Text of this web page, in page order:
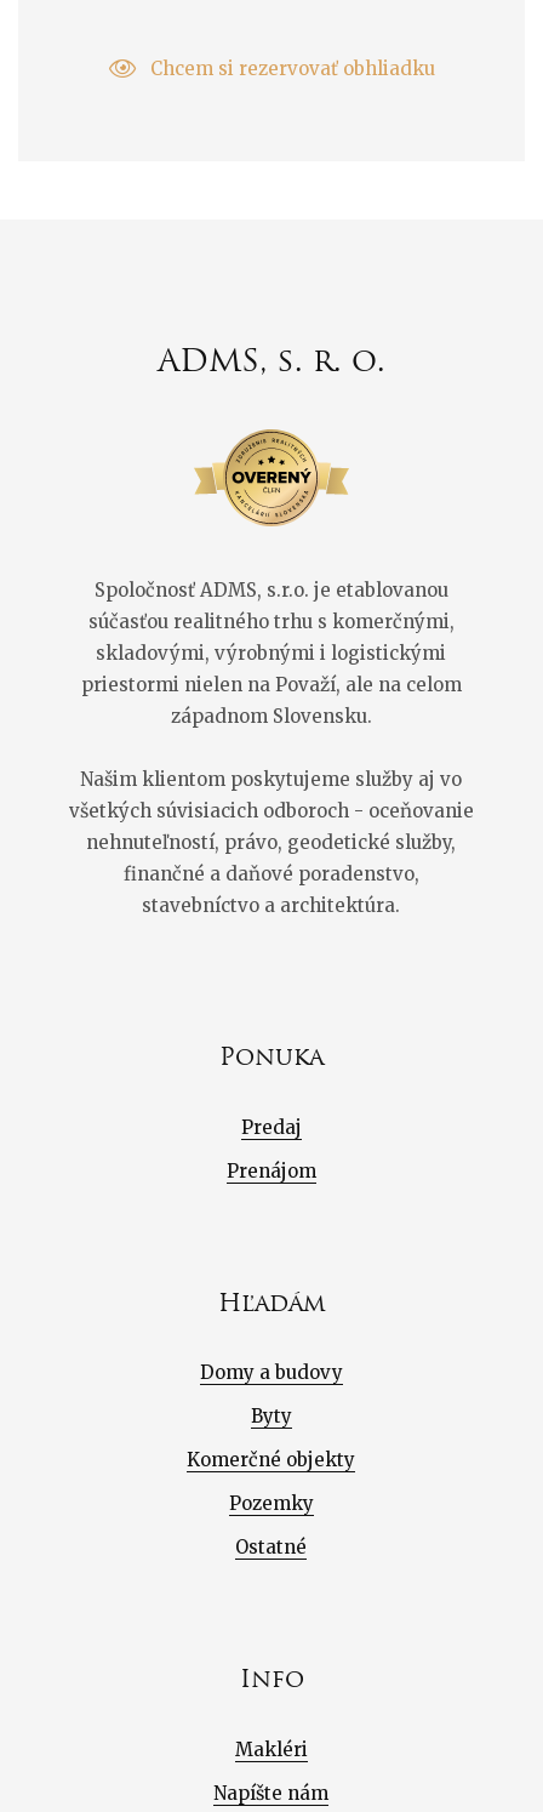
Chcem si rezervovať obhliadku
ADMS, s. r. o.
Spoločnosť ADMS, s.r.o. je etablovanou
súčasťou realitného trhu s komerčnými,
skladovými, výrobnými i logistickými
priestormi nielen na Považí, ale na celom
západnom Slovensku.
Našim klientom poskytujeme služby aj vo
všetkých súvisiacich odboroch - oceňovanie
nehnuteľností, právo, geodetické služby,
finančné a daňové poradenstvo,
stavebníctvo a architektúra.
Ponuka
Predaj
Prenájom
Hľadám
Domy a budovy
Byty
Komerčné objekty
Pozemky
Ostatné
Info
Makléri
Napíšte nám